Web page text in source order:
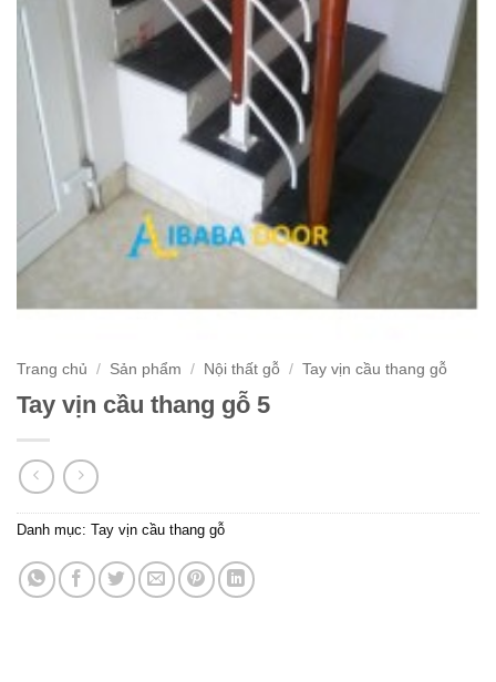
Trang chủ / Sản phẩm / Nội thất gỗ / Tay vịn cầu thang gỗ
Tay vịn cầu thang gỗ 5
Danh mục: Tay vịn cầu thang gỗ